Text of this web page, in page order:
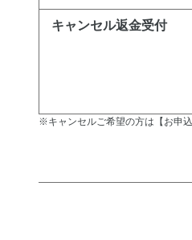
キャンセル返金受付
※キャンセルご希望の方は【お申